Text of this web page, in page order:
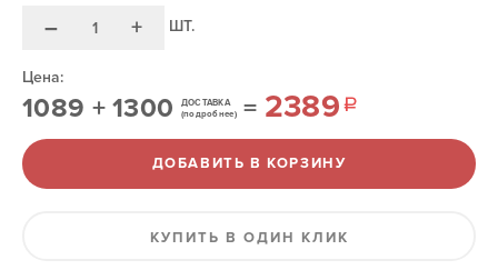
– + ШТ.
Цена:
1089 +1300
ДОСТАВКА
(подробнее)= 2389
ДОБАВИТЬ В КОРЗИНУ
КУПИТЬ В ОДИН КЛИК